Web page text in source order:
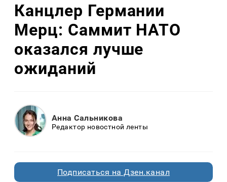
Канцлер Германии
Мерц: Саммит НАТО
оказался лучше
ожиданий
Анна Сальникова
Редактор новостной ленты
Подписаться на Дзен.канал